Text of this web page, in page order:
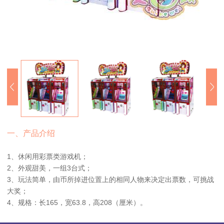
一、产品介绍
1、休闲用彩票类游戏机；
2、外观甜美，一组3台式；
3、玩法简单，由币所掉进位置上的相同人物来决定出票数，可挑战
大奖；
4、规格：长165，宽63.8，高208（厘米）。